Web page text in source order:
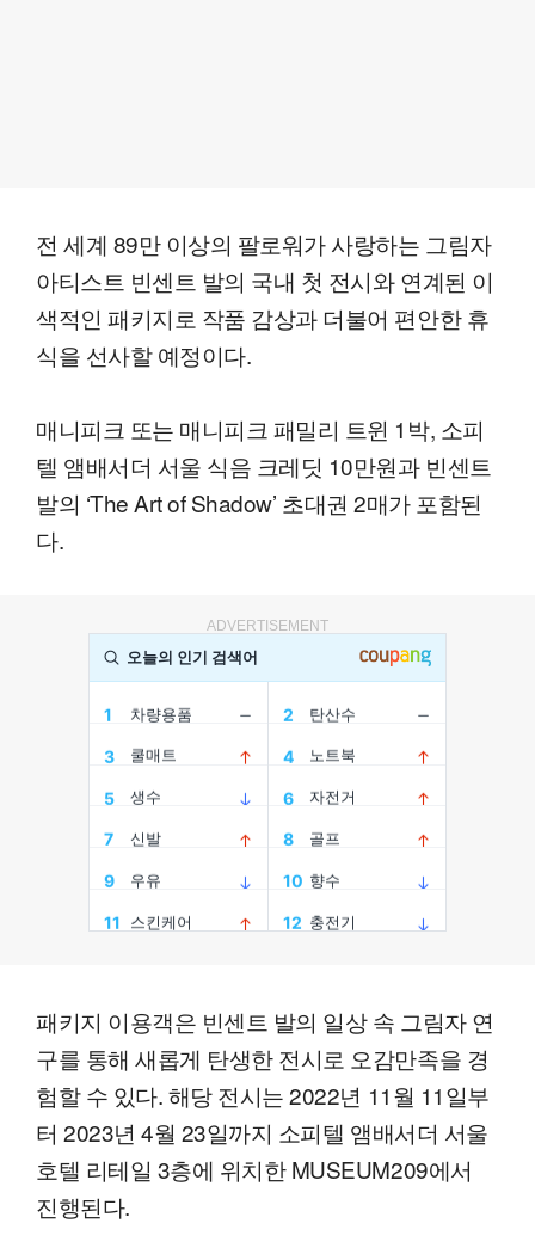
전 세계 89만 이상의 팔로워가 사랑하는 그림자
아티스트 빈센트 발의 국내 첫 전시와 연계된 이
색적인 패키지로 작품 감상과 더불어 편안한 휴
식을 선사할 예정이다.
매니피크 또는 매니피크 패밀리 트윈 1박, 소피
텔 앰배서더 서울 식음 크레딧 10만원과 빈센트
발의 ‘The Art of Shadow’ 초대권 2매가 포함된
다.
ADVERTISEMENT
패키지 이용객은 빈센트 발의 일상 속 그림자 연
구를 통해 새롭게 탄생한 전시로 오감만족을 경
험할 수 있다. 해당 전시는 2022년 11월 11일부
터 2023년 4월 23일까지 소피텔 앰배서더 서울
호텔 리테일 3층에 위치한 MUSEUM209에서
진행된다.